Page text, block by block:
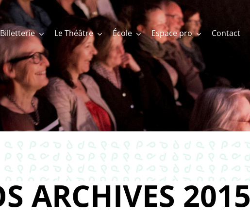
Billetterie Le Théâtre École Espace pro Contact
ARCHIVES 2015